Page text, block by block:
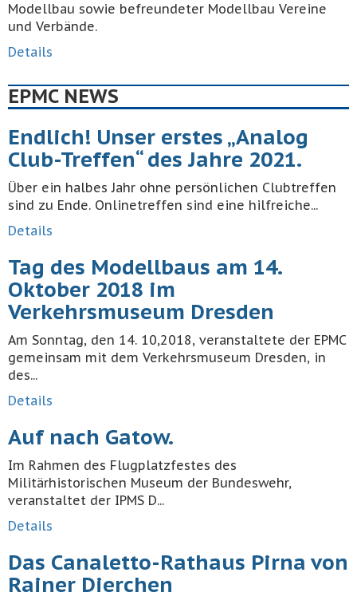
Modellbau sowie befreundeter Modellbau Vereine
und Verbände.
Details
EPMC NEWS
Endlich! Unser erstes „Analog
Club-Treffen“ des Jahre 2021.
Über ein halbes Jahr ohne persönlichen Clubtreffen
sind zu Ende. Onlinetreffen sind eine hilfreiche...
Details
Tag des Modellbaus am 14.
Oktober 2018 im
Verkehrsmuseum Dresden
Am Sonntag, den 14. 10,2018, veranstaltete der EPMC
gemeinsam mit dem Verkehrsmuseum Dresden, in
des...
Details
Auf nach Gatow.
Im Rahmen des Flugplatzfestes des
Militärhistorischen Museum der Bundeswehr,
veranstaltet der IPMS D...
Details
Das Canaletto-Rathaus Pirna von
Rainer Dierchen